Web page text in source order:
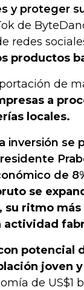
y proteger
de
redes
productos
de
a
locales.
inversión
de
se
su ritmo
potencial
joven
de US$1